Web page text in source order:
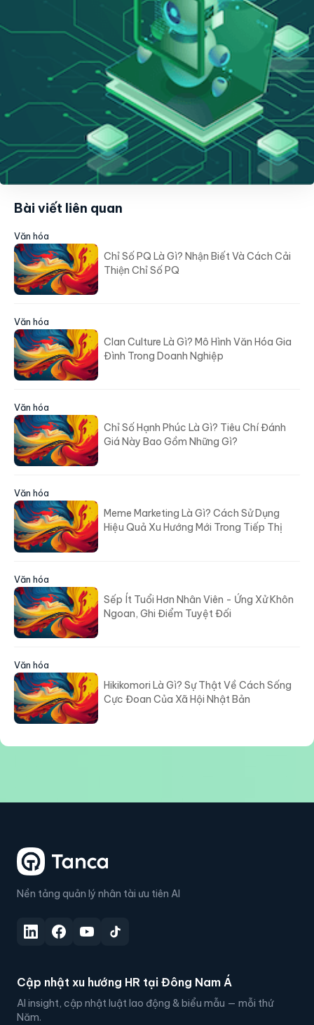
Bài viết liên quan
Văn hóa
Chỉ Số PQ Là Gì? Nhận Biết Và Cách Cải
Thiện Chỉ Số PQ
Văn hóa
Clan Culture Là Gì? Mô Hình Văn Hóa Gia
Đình Trong Doanh Nghiệp
Văn hóa
Chỉ Số Hạnh Phúc Là Gì? Tiêu Chí Đánh
Giá Này Bao Gồm Những Gì?
Văn hóa
Meme Marketing Là Gì? Cách Sử Dụng
Hiệu Quả Xu Hướng Mới Trong Tiếp Thị
Văn hóa
Sếp Ít Tuổi Hơn Nhân Viên - Ứng Xử Khôn
Ngoan, Ghi Điểm Tuyệt Đối
Văn hóa
Hikikomori Là Gì? Sự Thật Về Cách Sống
Cực Đoan Của Xã Hội Nhật Bản
Nền tảng quản lý nhân tài ưu tiên AI
Cập nhật xu hướng HR tại Đông Nam Á
AI insight, cập nhật luật lao động & biểu mẫu — mỗi thứ
Năm.